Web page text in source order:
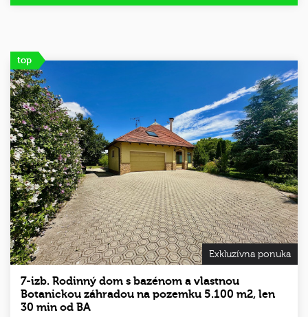
Exkluzívna ponuka
7-izb. Rodinný dom s bazénom a vlastnou
Botanickou záhradou na pozemku 5.100 m2, len
30 min od BA
top